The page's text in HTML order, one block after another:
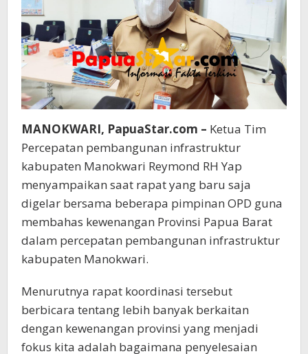
MANOKWARI, PapuaStar.com – Ketua Tim
Percepatan pembangunan infrastruktur
kabupaten Manokwari Reymond RH Yap
menyampaikan saat rapat yang baru saja
digelar bersama beberapa pimpinan OPD guna
membahas kewenangan Provinsi Papua Barat
dalam percepatan pembangunan infrastruktur
kabupaten Manokwari.
Menurutnya rapat koordinasi tersebut
berbicara tentang lebih banyak berkaitan
dengan kewenangan provinsi yang menjadi
fokus kita adalah bagaimana penyelesaian